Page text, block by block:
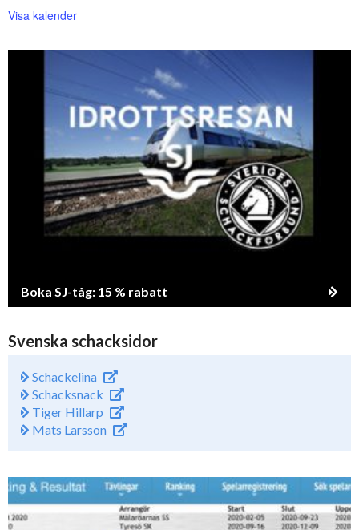
Visa kalender
Boka SJ-tåg: 15 % rabatt
Svenska schacksidor
Schackelina
Schacksnack
Tiger Hillarp
Mats Larsson